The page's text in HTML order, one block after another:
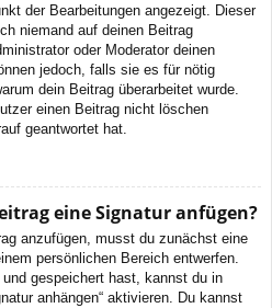
der Bearbeitungen angezeigt. Dieser
niemand auf deinen Beitrag
oder Moderator deinen
jedoch, falls sie es für nötig
dein Beitrag überarbeitet wurde.
einen Beitrag nicht löschen
geantwortet hat.
eine Signatur anfügen?
anzufügen, musst du zunächst eine
persönlichen Bereich entwerfen.
gespeichert hast, kannst du in
anhängen“ aktivieren. Du kannst